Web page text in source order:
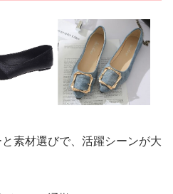
素材選びで、活躍シーンが大